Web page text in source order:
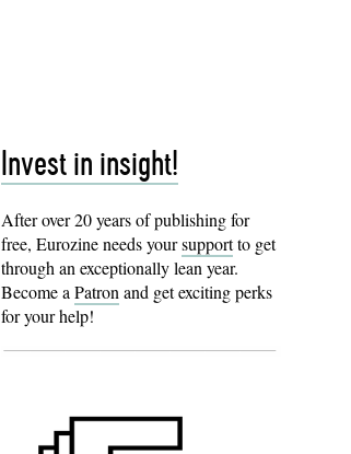
Invest in insight!
After over 20 years of publishing for
free, Eurozine needs yoursupportto get
through an exceptionally lean year.
Become aPatronand get exciting perks
for your help!